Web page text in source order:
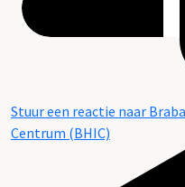
Stuur een reactie naar
Centrum (BHIC)